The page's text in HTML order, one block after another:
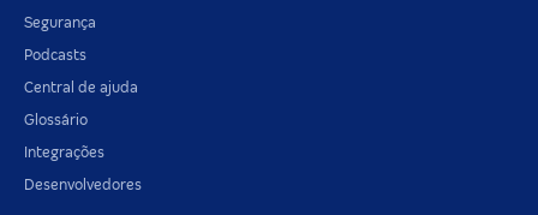
Segurança
Podcasts
Central de ajuda
Glossário
Integrações
Desenvolvedores